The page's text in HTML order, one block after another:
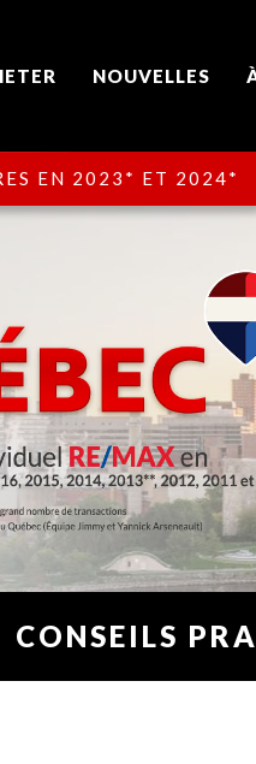
NOUVELLES
EN 2023* ET 2024*
CONSEILS